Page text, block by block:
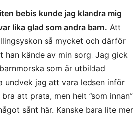
bebis kunde jag klandra mig
lika glad som andra barn. Att
så mycket och därför
han kände av min sorg. Jag gick
som är utbildad
undvek jag att vara ledsen inför
att prata, men helt ”som innan”
sånt här. Kanske bara lite mer